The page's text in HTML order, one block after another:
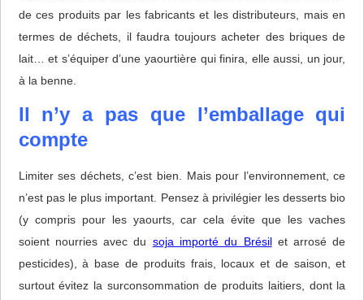
de ces produits par les fabricants et les distributeurs, mais en
termes de déchets, il faudra toujours acheter des briques de
lait… et s’équiper d’une yaourtière qui finira, elle aussi, un jour,
à la benne.
Il n’y a pas que l’emballage qui
compte
Limiter ses déchets, c’est bien. Mais pour l’environnement, ce
n’est pas le plus important. Pensez à privilégier les desserts bio
(y compris pour les yaourts, car cela évite que les vaches
soient nourries avec du soja importé du Brésilet arrosé de
pesticides), à base de produits frais, locaux et de saison, et
surtout évitez la surconsommation de produits laitiers, dont la